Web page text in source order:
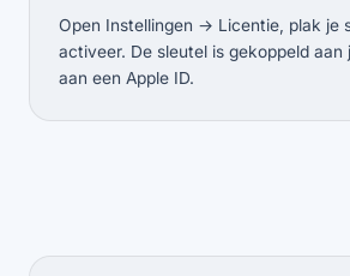
Open Instellingen → Licentie, plak je
activeer. De sleutel is gekoppeld aan
aan een Apple ID.